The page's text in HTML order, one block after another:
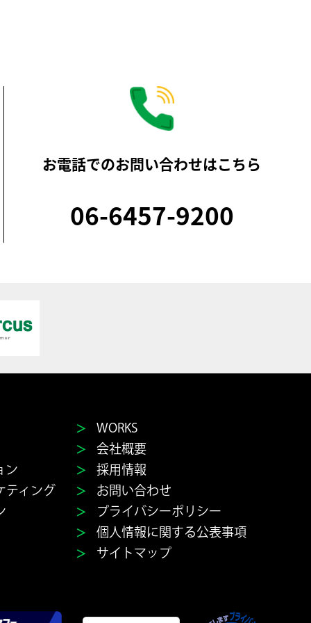
お電話でのお問い合わせはこちら
06-6457-9200
ン
ティング
＞ WORKS
＞ 会社概要
＞ 採用情報
＞ お問い合わせ
＞ プライバシーポリシー
＞ 個人情報に関する公表事項
＞ サイトマップ